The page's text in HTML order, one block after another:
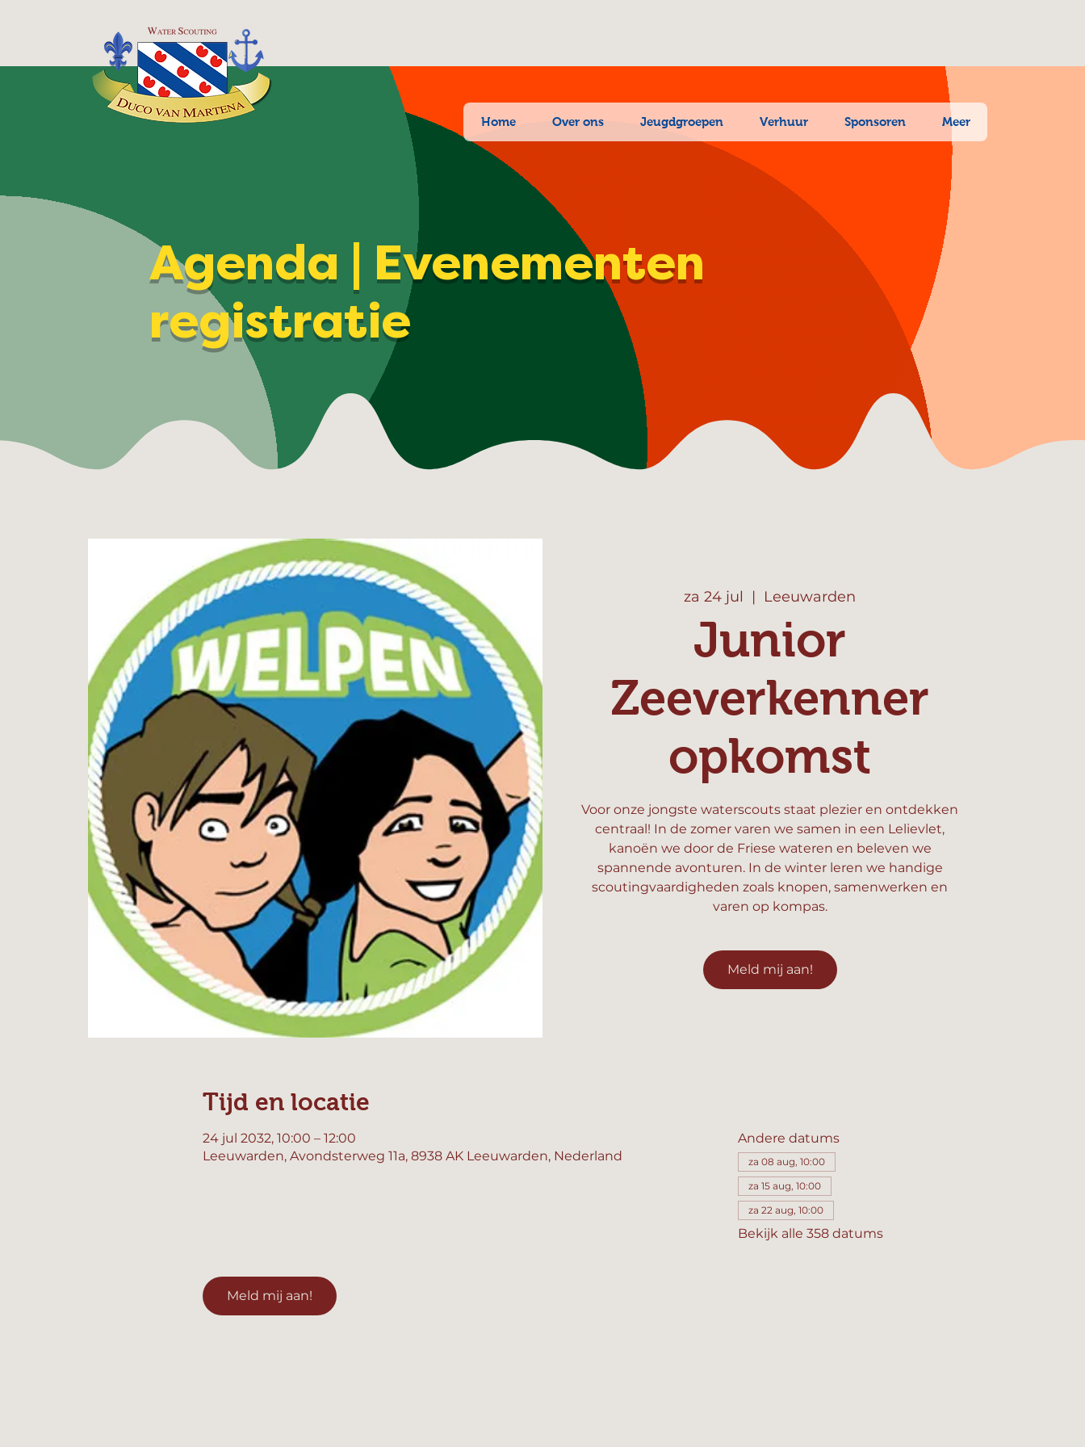
Home Over ons Jeugdgroepen Verhuur Sponsoren Meer
Agenda | Evenementen
registratie
za 24 jul
  |
Leeuwarden
Junior
Zeeverkenner
opkomst
Voor onze jongste waterscouts staat plezier en ontdekken
centraal! In de zomer varen we samen in een Lelievlet,
kanoën we door de Friese wateren en beleven we
spannende avonturen. In de winter leren we handige
scoutingvaardigheden zoals knopen, samenwerken en
varen op kompas.
Meld mij aan!
Tijd en locatie
24 jul 2032, 10:00 – 12:00
Leeuwarden, Avondsterweg 11a, 8938 AK Leeuwarden, Nederland
Andere datums
za 08 aug, 10:00
za 15 aug, 10:00
za 22 aug, 10:00
Bekijk alle 358 datums
Meld mij aan!